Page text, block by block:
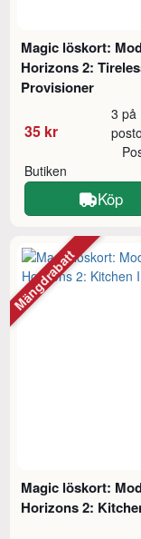
Magic löskort:
Horizons 2:
Provisioner
35 kr
3 på
Butiken
Köp
Magic löskort:
Horizons 2:
Mängdrabatt